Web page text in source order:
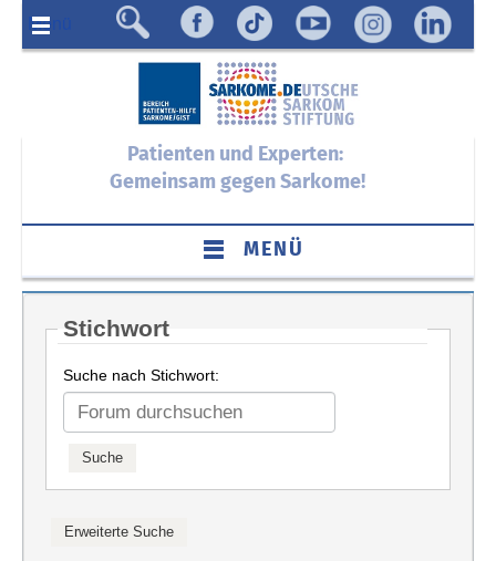
Menü
Patienten und Experten:
Gemeinsam gegen Sarkome!
MENÜ
Stichwort
Suche nach Stichwort: